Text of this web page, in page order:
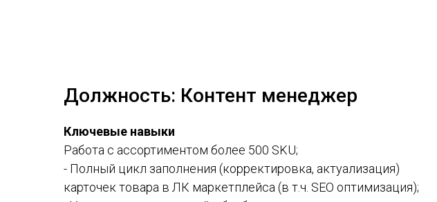
Должность: Контент менеджер
Ключевые навыки
Работа с ассортиментом более 500 SKU;
- Полный цикл заполнения (корректировка, актуализация)
карточек товара в ЛК маркетплейса (в т.ч. SEO оптимизация);